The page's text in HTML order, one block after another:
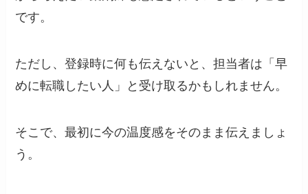
です。
ただし、登録時に何も伝えないと、担当者は「早
めに転職したい人」と受け取るかもしれません。
そこで、最初に今の温度感をそのまま伝えましょ
う。